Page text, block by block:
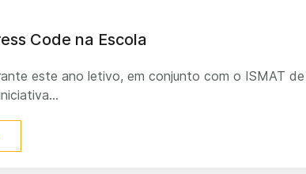
Code na Escola
este ano letivo, em conjunto com o ISMAT de